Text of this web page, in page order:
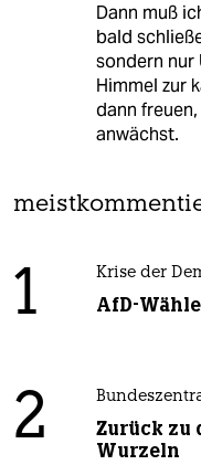
Dann muß
bald
sondern nur
Himmel zur
dann
anwächst.
1 Krise der
AfD-
2
Zurück zu
Wurzeln